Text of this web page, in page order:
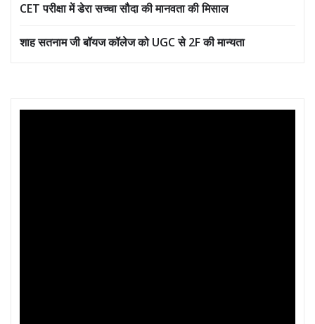
CET परीक्षा में डेरा सच्चा सौदा की मानवता की मिसाल
शाह सतनाम जी बॉयज कॉलेज को UGC से 2F की मान्यता